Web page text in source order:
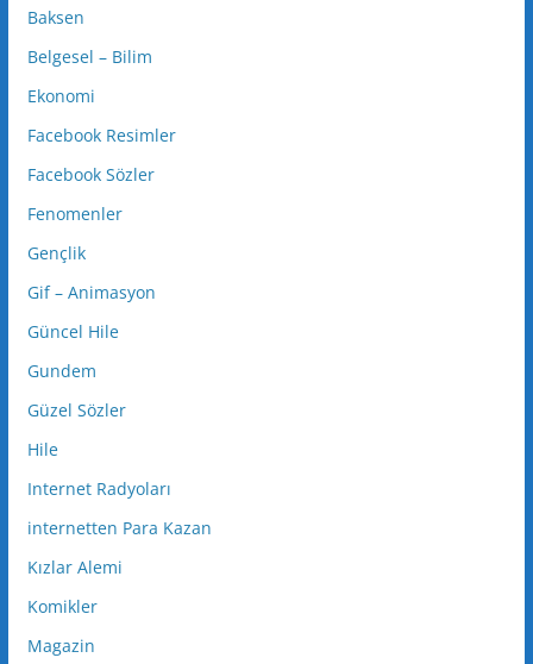
Baksen
Belgesel – Bilim
Ekonomi
Facebook Resimler
Facebook Sözler
Fenomenler
Gençlik
Gif – Animasyon
Güncel Hile
Gundem
Güzel Sözler
Hile
Internet Radyoları
internetten Para Kazan
Kızlar Alemi
Komikler
Magazin